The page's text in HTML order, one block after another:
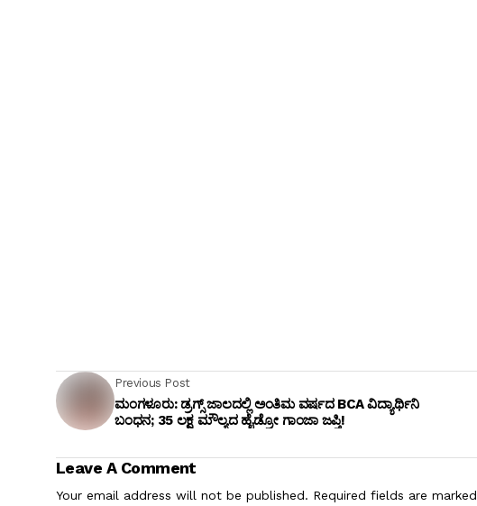
Previous Post
ಮಂಗಳೂರು: ಡ್ರಗ್ಸ್ ಜಾಲದಲ್ಲಿ ಅಂತಿಮ ವರ್ಷದ BCA ವಿದ್ಯಾರ್ಥಿನಿ
ಬಂಧನ; 35 ಲಕ್ಷ ಮೌಲ್ಯದ ಹೈಡ್ರೋ ಗಾಂಜಾ ಜಪ್ತಿ!
Leave A Comment
Your email address will not be published. Required fields are marked